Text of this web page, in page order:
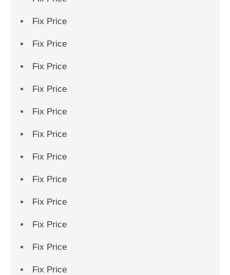
Fix Price
Fix Price
Fix Price
Fix Price
Fix Price
Fix Price
Fix Price
Fix Price
Fix Price
Fix Price
Fix Price
Fix Price